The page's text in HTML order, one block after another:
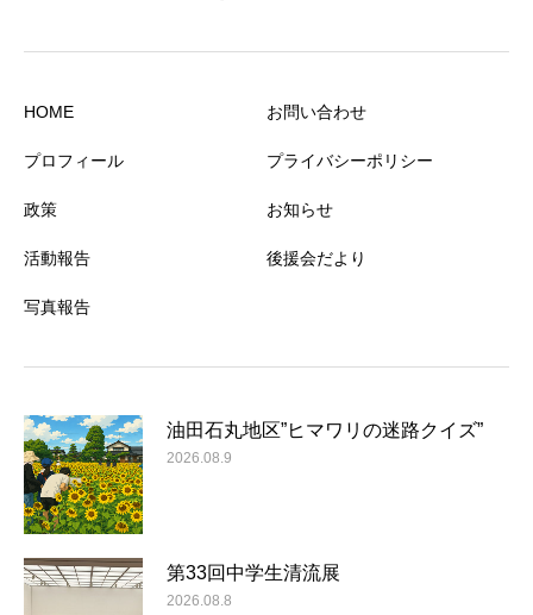
HOME
プロフィール
政策
活動報告
写真報告
お問い合わせ
プライバシーポリシー
お知らせ
後援会だより
油田石丸地区”ヒマワリの迷路クイズ”
2026.08.9
第33回中学生清流展
2026.08.8